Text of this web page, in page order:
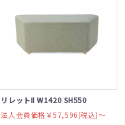
リレットII W1420 SH550
法人会員価格￥57,596(税込)〜